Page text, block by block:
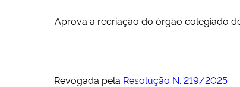
Aprova a recriação do órgão colegiado
Revogada pela Resolução N. 219/2025